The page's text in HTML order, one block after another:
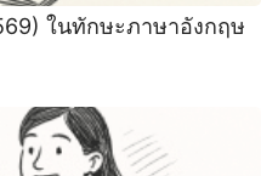
ในทักษะภาษาอังกฤษ